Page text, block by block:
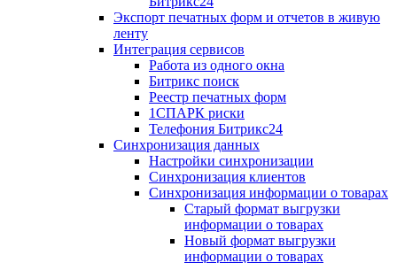
Экспорт печатных форм и отчетов в живую
ленту
Интеграция сервисов
Работа из одного окна
Битрикс поиск
Реестр печатных форм
1СПАРК риски
Телефония Битрикс24
Синхронизация данных
Настройки синхронизации
Синхронизация клиентов
Синхронизация информации о товарах
Старый формат выгрузки
информации о товарах
Новый формат выгрузки
информации о товарах